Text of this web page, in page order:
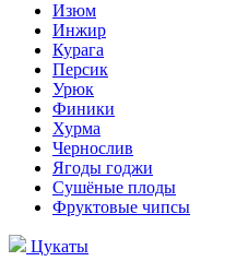
Изюм
Инжир
Курага
Персик
Урюк
Финики
Хурма
Чернослив
Ягоды годжи
Сушёные плоды
Фруктовые чипсы
Цукаты